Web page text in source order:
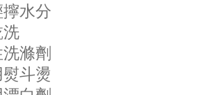
水分
洗
滌劑
斗燙